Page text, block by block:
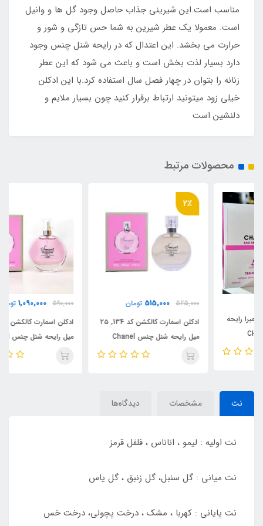
مناسب است.این شیرینی جذاب حاصل وجود گل ها و وانیل
است. معمولا یک عطر شیرین به شما حس تازگی و شور و
حرارت می بخشد. این اعتدال که در رایحه شنل چنس وجود
دارد بسیار لذت بخش است و باعث می شود که این عطر
زنانه را بتوان در چهار فصل سال استفاده کرد.با این ادکلن
خیلی زود میتونید ارتباط برقرار کنید چون بسیار ملایم و
دلنشین است
محصولات مرتبط
2٪
515,000 تومان
ادکلن اسمارت کالکشن کد 134, ۲۵
میل رایحه شنل چنس Chanel
Chance
1,090,000 تومان
ادکلن اسمارت کالکشن کد 134 ، 100
میل رایحه شنل چنس Chanel
Chance
نت مشخصات دیدگاه‌ها
نت اولیه : لیمو ، اناناس ، فلفل قرمز
نت میانی : گل سنبل، گل زنبق ، گل یاس
نت پایانی : کهربا ، مشک ، درخت پچولی، درخت خس